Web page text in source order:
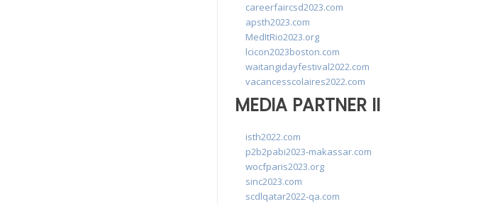
careerfaircsd2023.com
apsth2023.com
MedItRio2023.org
lcicon2023boston.com
waitangidayfestival2022.com
vacancesscolaires2022.com
MEDIA PARTNER II
isth2022.com
p2b2pabi2023-makassar.com
wocfparis2023.org
sinc2023.com
scdlqatar2022-qa.com